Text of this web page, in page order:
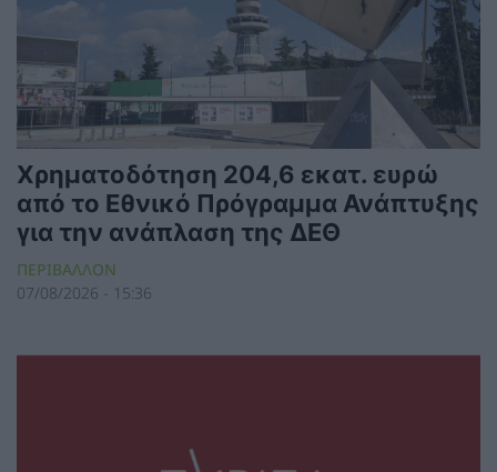
Χρηματοδότηση 204,6 εκατ. ευρώ
από το Εθνικό Πρόγραμμα Ανάπτυξης
για την ανάπλαση της ΔΕΘ
ΠΕΡΙΒΑΛΛΟΝ
07/08/2026 - 15:36